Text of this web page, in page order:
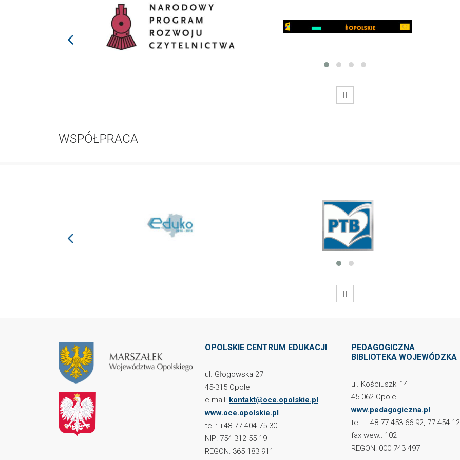
prev
WSTRZYMAJ
WSPÓŁPRACA
prev
WSTRZYMAJ
OPOLSKIE CENTRUM EDUKACJI
ul. Głogowska 27
45-315 Opole
e-mail: kontakt@oce.opolskie.pl
www.oce.opolskie.pl
tel.: +48 77 404 75 30
NIP: 754 312 55 19
REGON: 365 183 911
PEDAGOGICZNA
BIBLIOTEKA WOJEWÓDZKA
ul. Kościuszki 14
45-062 Opole
www.pedagogiczna.pl
tel.: +48 77 453 66 92, 77 454
fax wew.: 102
REGON: 000 743 497